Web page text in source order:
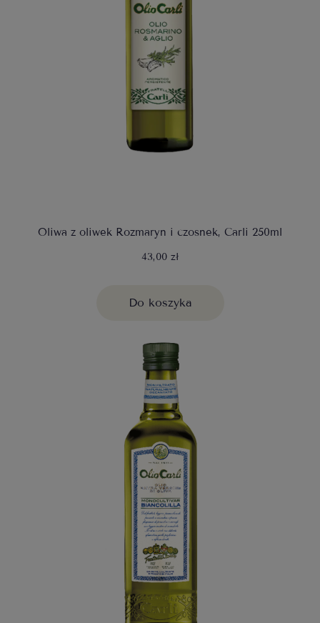
Oliwa z oliwek Rozmaryn i czosnek, Carli 250ml
43,00 zł
Do koszyka